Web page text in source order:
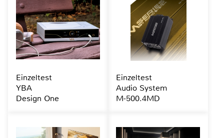
Einzeltest
YBA
Design One
Einzeltest
Audio System
M-500.4MD